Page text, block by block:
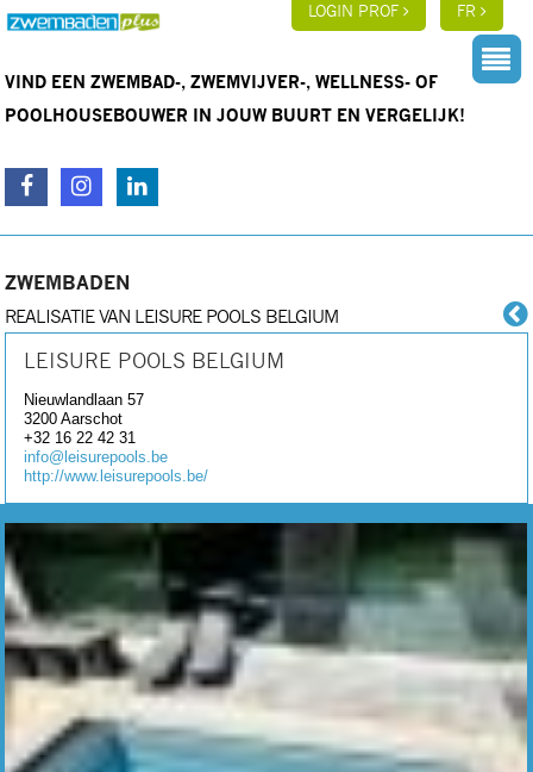
LOGIN PROF FR
VIND EEN ZWEMBAD-, ZWEMVIJVER-, WELLNESS- OF
POOLHOUSEBOUWER IN JOUW BUURT EN VERGELIJK!
ZWEMBADEN
REALISATIE VAN LEISURE POOLS BELGIUM
LEISURE POOLS BELGIUM
Nieuwlandlaan 57
3200 Aarschot
+32 16 22 42 31
info@leisurepools.be
http://www.leisurepools.be/